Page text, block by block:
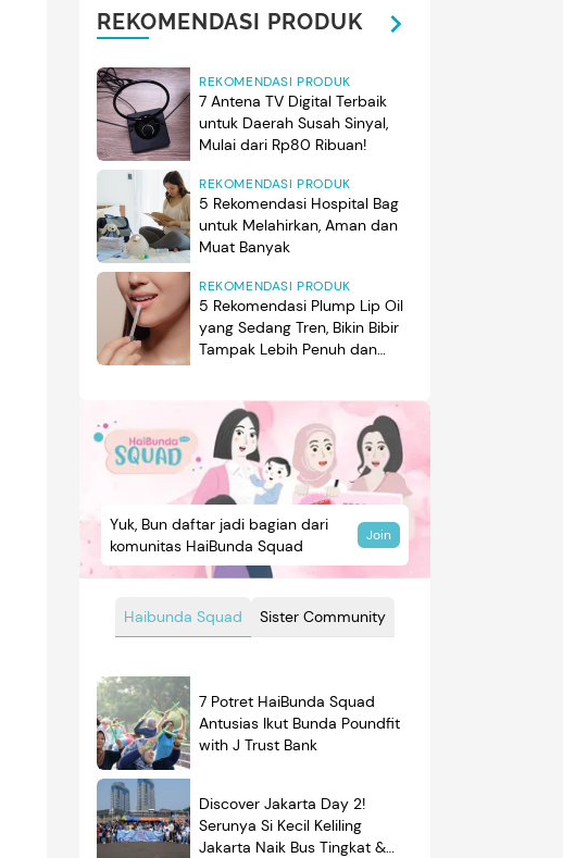
REKOMENDASI PRODUK
REKOMENDASI PRODUK
7 Antena TV Digital Terbaik
untuk Daerah Susah Sinyal,
Mulai dari Rp80 Ribuan!
REKOMENDASI PRODUK
5 Rekomendasi Hospital Bag
untuk Melahirkan, Aman dan
Muat Banyak
REKOMENDASI PRODUK
5 Rekomendasi Plump Lip Oil
yang Sedang Tren, Bikin Bibir
Tampak Lebih Penuh dan
Haibunda Squad Sister Community
Yuk, Bun daftar jadi bagian dari
komunitas HaiBunda Squad
Join
7 Potret HaiBunda Squad
Antusias Ikut Bunda Poundfit
with J Trust Bank
Discover Jakarta Day 2!
Serunya Si Kecil Keliling
Jakarta Naik Bus Tingkat &